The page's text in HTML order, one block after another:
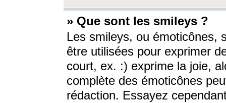
» Que sont les smileys ?
Les smileys, ou émoticônes,
être utilisées pour exprimer
court, ex. :) exprime la joie,
complète des émoticônes
rédaction. Essayez